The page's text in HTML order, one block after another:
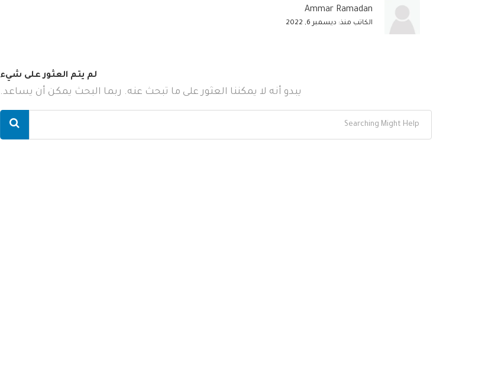
Ammar Ramadan
الكاتب منذ: ديسمبر 6, 2022
لم يتم العثور على شيء
يبدو أنه لا يمكننا العثور على ما تبحث عنه. ربما البحث يمكن أن يساعد.